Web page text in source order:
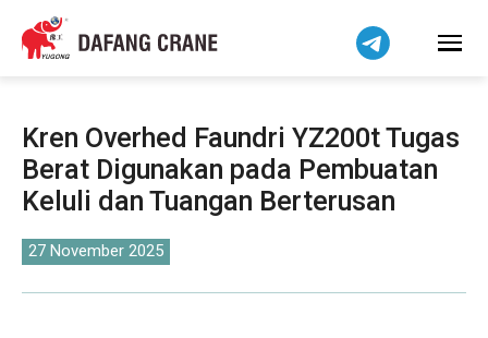
Kren Overhed Faundri YZ200t Tugas
Berat Digunakan pada Pembuatan
Keluli dan Tuangan Berterusan
27 November 2025
हिन्दी
Bahasa Indonesia
বাংলা
فارسی
Pilipino
اردو
Українська